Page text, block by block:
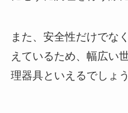
また、安全性だけでな
えているため、幅広い
理器具といえるでしょう